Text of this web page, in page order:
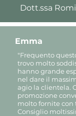
Dott.ssa
Emma
"Frequento
trovo molto
hanno grande
nel dare il
agio la clientela.
promozione
molto fornite
Consiglio